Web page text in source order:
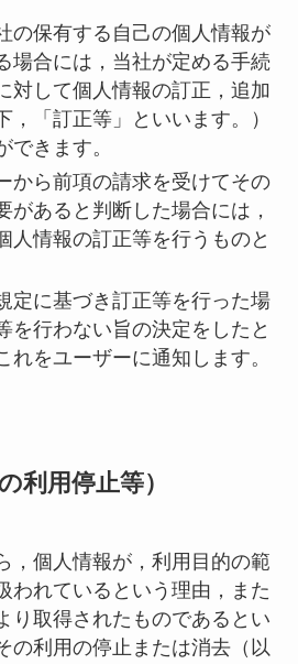
の保有する自己の個人情報が
場合には，当社が定める手続
対して個人情報の訂正，追加
，「訂正等」といいます。）
できます。
から前項の請求を受けてその
があると判断した場合には，
人情報の訂正等を行うものと
定に基づき訂正等を行った場
を行わない旨の決定をしたと
れをユーザーに通知します。
利用停止等）
，個人情報が，利用目的の範
われているという理由，また
り取得されたものであるとい
の利用の停止または消去（以